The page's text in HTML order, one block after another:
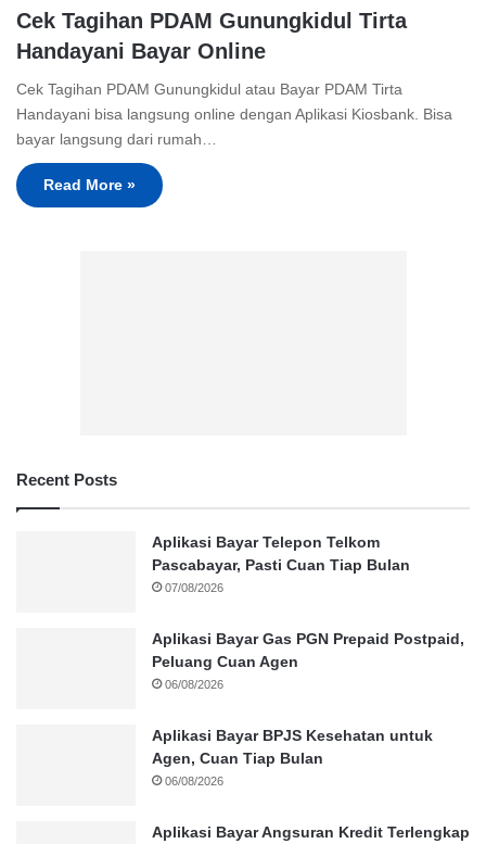
Cek Tagihan PDAM Gunungkidul Tirta
Handayani Bayar Online
Cek Tagihan PDAM Gunungkidul atau Bayar PDAM Tirta
Handayani bisa langsung online dengan Aplikasi Kiosbank. Bisa
bayar langsung dari rumah…
Read More »
Recent Posts
Aplikasi Bayar Telepon Telkom
Pascabayar, Pasti Cuan Tiap Bulan
07/08/2026
Aplikasi Bayar Gas PGN Prepaid Postpaid,
Peluang Cuan Agen
06/08/2026
Aplikasi Bayar BPJS Kesehatan untuk
Agen, Cuan Tiap Bulan
06/08/2026
Aplikasi Bayar Angsuran Kredit Terlengkap